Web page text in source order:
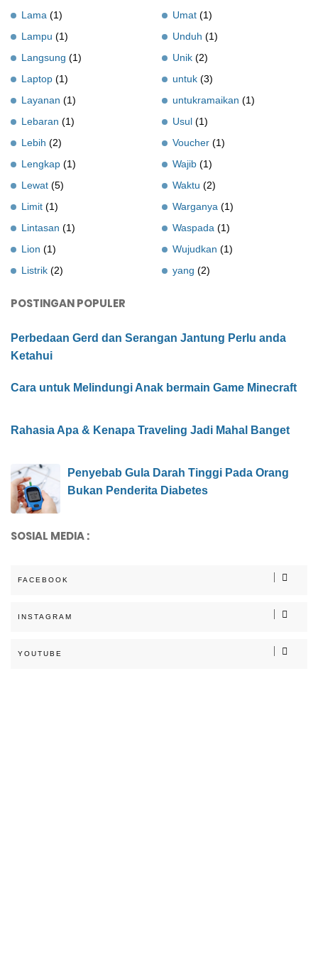
Lama (1)
Lampu (1)
Langsung (1)
Laptop (1)
Layanan (1)
Lebaran (1)
Lebih (2)
Lengkap (1)
Lewat (5)
Limit (1)
Lintasan (1)
Lion (1)
Listrik (2)
Umat (1)
Unduh (1)
Unik (2)
untuk (3)
untukramaikan (1)
Usul (1)
Voucher (1)
Wajib (1)
Waktu (2)
Warganya (1)
Waspada (1)
Wujudkan (1)
yang (2)
POSTINGAN POPULER
Perbedaan Gerd dan Serangan Jantung Perlu anda
Ketahui
Cara untuk Melindungi Anak bermain Game Minecraft
Rahasia Apa & Kenapa Traveling Jadi Mahal Banget
Penyebab Gula Darah Tinggi Pada Orang
Bukan Penderita Diabetes
SOSIAL MEDIA :
FACEBOOK
INSTAGRAM
YOUTUBE